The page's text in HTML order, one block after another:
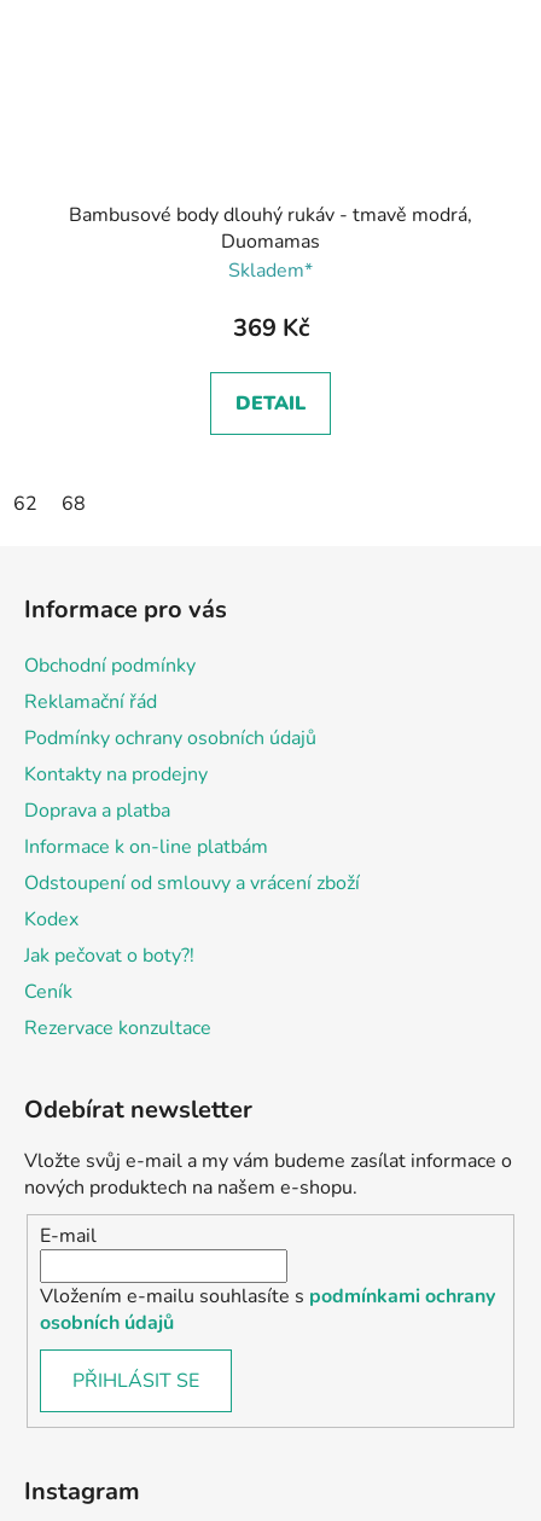
Bambusové body dlouhý rukáv - tmavě modrá,
Duomamas
Skladem*
369 Kč
DETAIL
62 68
Informace pro vás
Obchodní podmínky
Reklamační řád
Podmínky ochrany osobních údajů
Kontakty na prodejny
Doprava a platba
Informace k on-line platbám
Odstoupení od smlouvy a vrácení zboží
Kodex
Jak pečovat o boty?!
Ceník
Rezervace konzultace
Odebírat newsletter
Vložte svůj e-mail a my vám budeme zasílat informace o
nových produktech na našem e-shopu.
E-mail
Vložením e-mailu souhlasíte s podmínkami ochrany
osobních údajů
PŘIHLÁSIT SE
Instagram